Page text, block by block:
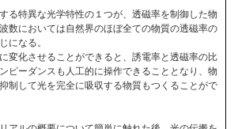
る特異な光学特性の１つが、透磁率を制御した物
数においては自然界のほぼ全ての物質の透磁率の
になる。
変化させることができると、誘電率と透磁率の比
ピーダンスも人工的に操作できることとなり、物
制して光を完全に吸収する物質もつくることがで